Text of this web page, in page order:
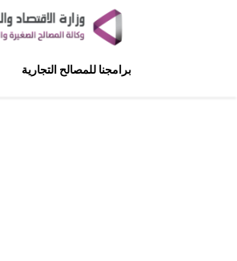
برامجنا للمصالح التجارية